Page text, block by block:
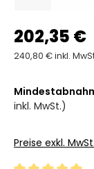
202,35 €
240,80 € inkl.
inkl. MwSt.)
Preise exkl.